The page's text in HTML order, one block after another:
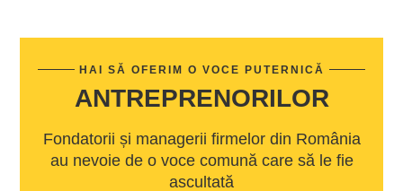
HAI SĂ OFERIM O VOCE PUTERNICĂ
ANTREPRENORILOR
Fondatorii și managerii firmelor din România
au nevoie de o voce comună care să le fie
ascultată